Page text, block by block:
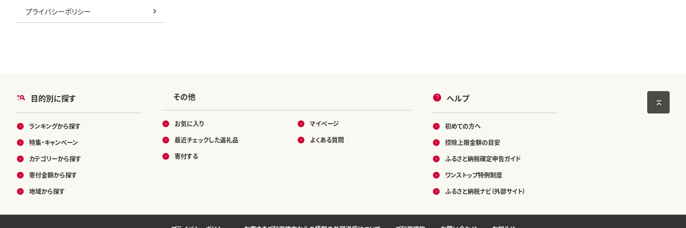
プライバシーポリシー
目的別に探す
ランキングから探す
特集・キャンペーン
カテゴリーから探す
寄付金額から探す
地域から探す
その他
お気に入り
最近チェックした返礼品
寄付する
マイページ
よくある質問
ヘルプ
初めての方へ
控除上限金額の目安
ふるさと納税確定申告ガイド
ワンストップ特例制度
ふるさと納税ナビ（外部サイト）